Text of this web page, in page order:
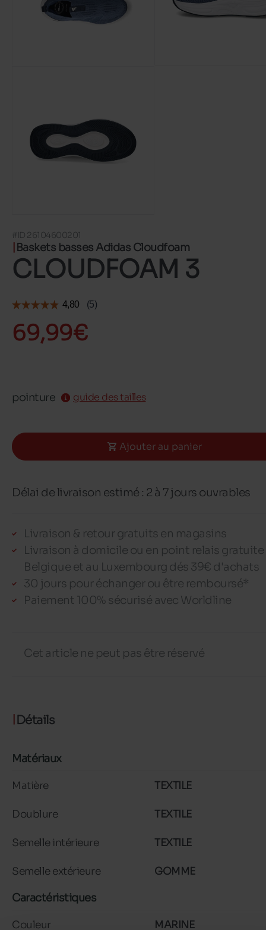
#ID 26104600201
Baskets basses Adidas Cloudfoam
CLOUDFOAM 3
69,99€
pointure guide des tailles
Ajouter au panier
Délai de livraison estimé : 2 à 7 jours ouvrables
Livraison & retour gratuits en magasins
Livraison à domicile ou en point relais gratuite
Belgique et au Luxembourg dés 39€ d'achats
30 jours pour échanger ou être remboursé*
Paiement 100% sécurisé avec Worldline
Cet article ne peut pas être réservé
Détails
Matériaux
Matière TEXTILE
Doublure TEXTILE
Semelle intérieure TEXTILE
Semelle extérieure GOMME
Caractéristiques
Couleur MARINE